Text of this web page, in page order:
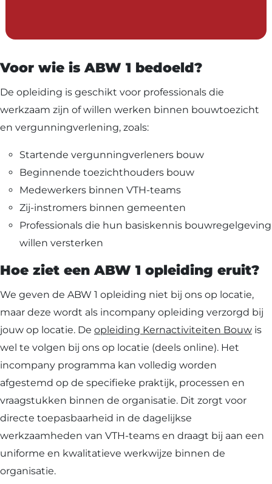
Voor wie is ABW 1 bedoeld?
De opleiding is geschikt voor professionals die
werkzaam zijn of willen werken binnen bouwtoezicht
en vergunningverlening, zoals:
Startende vergunningverleners bouw
Beginnende toezichthouders bouw
Medewerkers binnen VTH-teams
Zij-instromers binnen gemeenten
Professionals die hun basiskennis bouwregelgeving
willen versterken
Hoe ziet een ABW 1 opleiding eruit?
We geven de ABW 1 opleiding niet bij ons op locatie,
maar deze wordt als incompany opleiding verzorgd bij
jouw op locatie. De opleiding Kernactiviteiten Bouw is
wel te volgen bij ons op locatie (deels online). Het
incompany programma kan volledig worden
afgestemd op de specifieke praktijk, processen en
vraagstukken binnen de organisatie. Dit zorgt voor
directe toepasbaarheid in de dagelijkse
werkzaamheden van VTH-teams en draagt bij aan een
uniforme en kwalitatieve werkwijze binnen de
organisatie.